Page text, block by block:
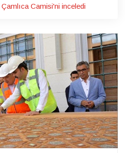
Camisi'ni inceledi